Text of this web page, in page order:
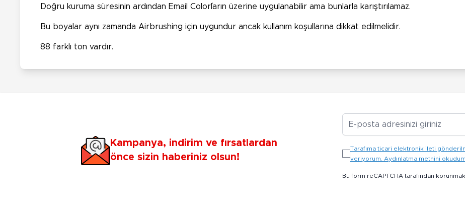
Doğru kuruma süresinin ardından Email Color´ların üzerine uygulanabilir ama bunlarla karıştırılamaz.
Bu boyalar aynı zamanda Airbrushing için uygundur ancak kullanım koşullarına dikkat edilmelidir.
88 farklı ton vardır.
Kampanya, indirim ve fırsatlardan
önce sizin haberiniz olsun!
E-posta Adresiniz
Tarafıma ticari elektronik ileti
veriyorum. Aydınlatma metnini okudum.
Bu form reCAPTCHA tarafından